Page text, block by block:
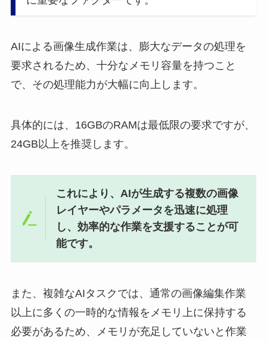
AIによる画像生成作業は、膨大なデータの処理を
要求されるため、十分なメモリ容量を持つこと
で、その処理能力が大幅に向上します。
具体的には、16GBのRAMは最低限の要求ですが、
24GB以上を推奨します。
これにより、AIが生成する複数の画像
レイヤーやパラメータを迅速に処理
し、効率的な作業を支援することが可
能です。
また、複雑なAIタスクでは、通常の画像編集作業
以上に多くの一時的な情報をメモリ上に保持する
必要があるため、メモリが充足していないと作業